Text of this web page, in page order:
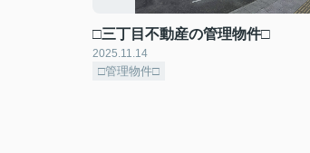
□三丁目不動産の管理物件□
2025.11.14
□管理物件□